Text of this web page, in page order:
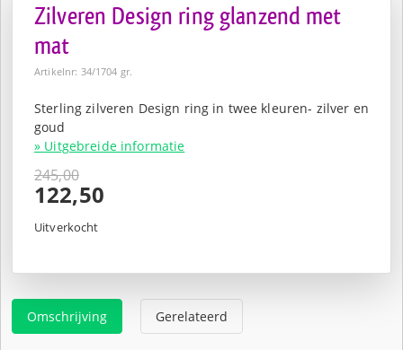
Zilveren Design ring glanzend met
mat
Artikelnr: 34/1704 gr.
Sterling zilveren Design ring in twee kleuren- zilver en
goud
» Uitgebreide informatie
245,00
Oorspronkelijke
prijs
was:
122,50
Huidige
prijs
€122,50.
Uitverkocht
Omschrijving Gerelateerd